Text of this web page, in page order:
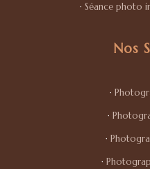
·Séance photo
Nos
·
·
·
·